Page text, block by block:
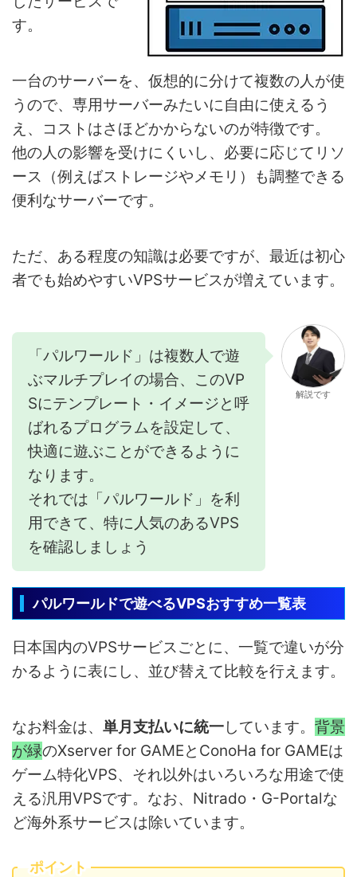
す。
一台のサーバーを、仮想的に分けて複数の人が使
うので、専用サーバーみたいに自由に使えるう
え、コストはさほどかからないのが特徴です。
他の人の影響を受けにくいし、必要に応じてリソ
ース（例えばストレージやメモリ）も調整できる
便利なサーバーです。
ただ、ある程度の知識は必要ですが、最近は初心
者でも始めやすいVPSサービスが増えています。
「パルワールド」は複数人で遊
ぶマルチプレイの場合、このVP
Sにテンプレート・イメージと呼
ばれるプログラムを設定して、
快適に遊ぶことができるように
なります。
それでは「パルワールド」を利
用できて、特に人気のあるVPS
を確認しましょう
解説です
パルワールドで遊べるVPSおすすめ一覧表
日本国内のVPSサービスごとに、一覧で違いが分
かるように表にし、並び替えて比較を行えます。
なお料金は、 単月支払いに統一しています。 背景
が緑のXserver for GAMEとConoHa for GAMEは
ゲーム特化VPS、それ以外はいろいろな用途で使
える汎用VPSです。なお、Nitrado・G-Portalな
ど海外系サービスは除いています。
ポイント